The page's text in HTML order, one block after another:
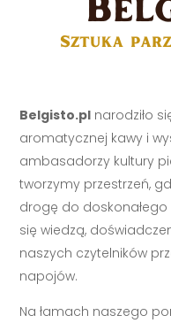
Belgisto.pl narodziło
aromatycznej kawy i
ambasadorzy kultury
tworzymy przestrzeń,
drogę do
się wiedzą,
naszych czytelników
napojów.
Na łamach naszego